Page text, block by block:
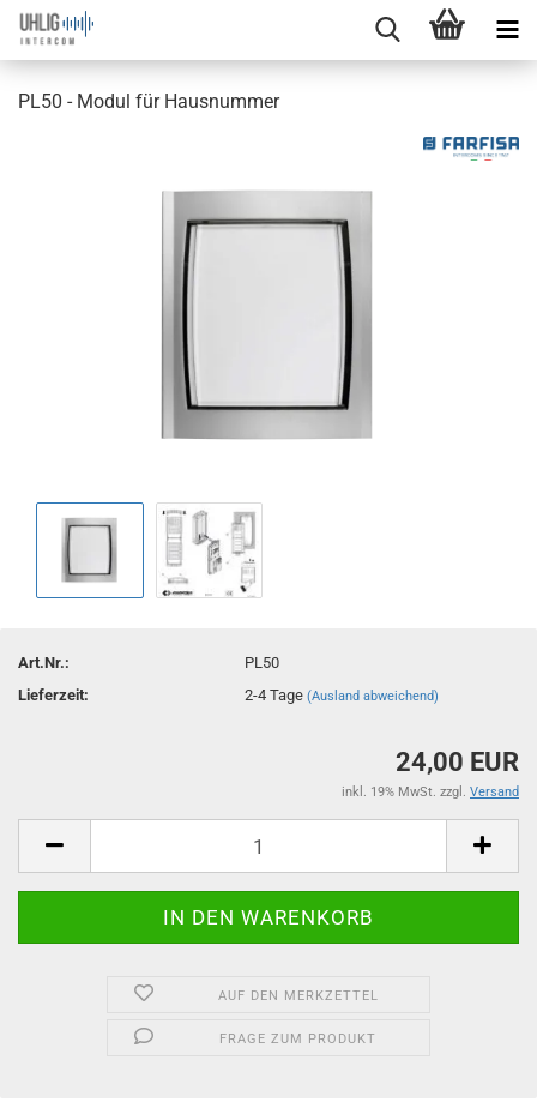
PL50 - Modul für Hausnummer
Art.Nr.:
PL50
Lieferzeit:
2-4 Tage(Ausland abweichend)
24,00 EUR
inkl. 19% MwSt. zzgl. Versand
AUF DEN MERKZETTEL
FRAGE ZUM PRODUKT